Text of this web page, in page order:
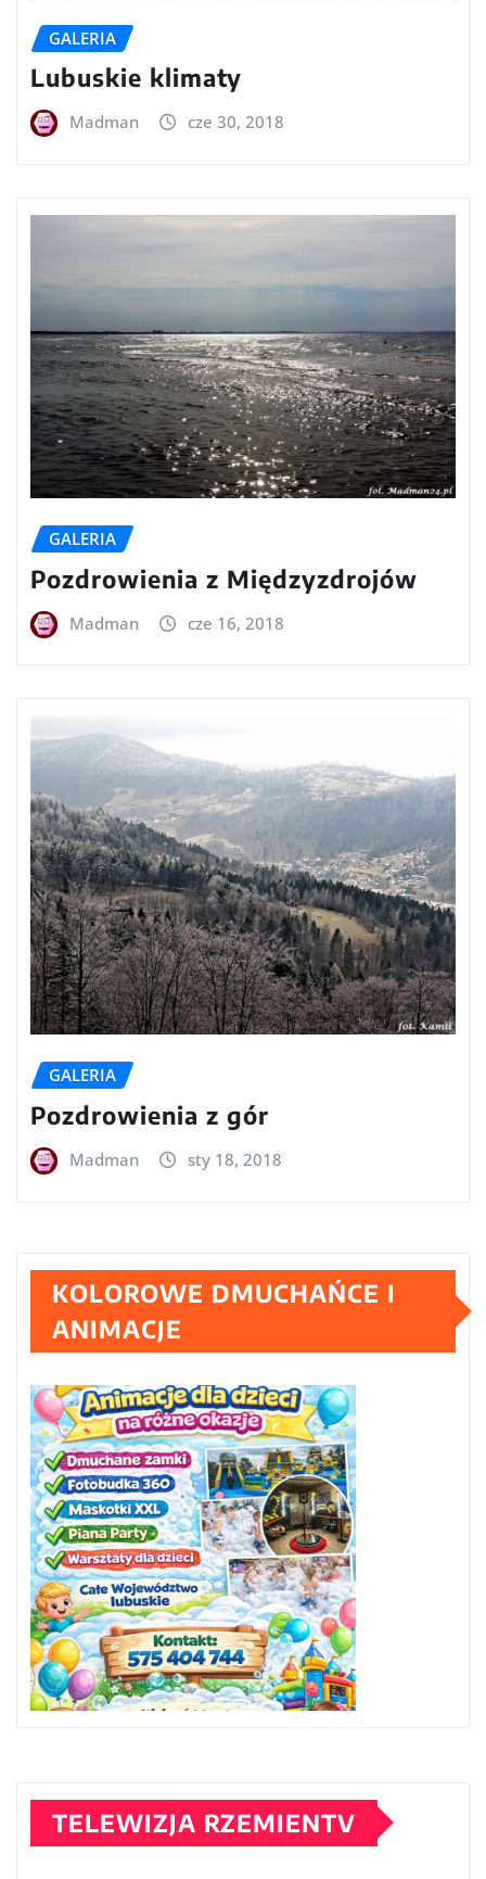
GALERIA
Lubuskie klimaty
Madman cze 30, 2018
GALERIA
Pozdrowienia z Międzyzdrojów
Madman cze 16, 2018
GALERIA
Pozdrowienia z gór
Madman sty 18, 2018
KOLOROWE DMUCHAŃCE I
ANIMACJE
TELEWIZJA RZEMIENTV